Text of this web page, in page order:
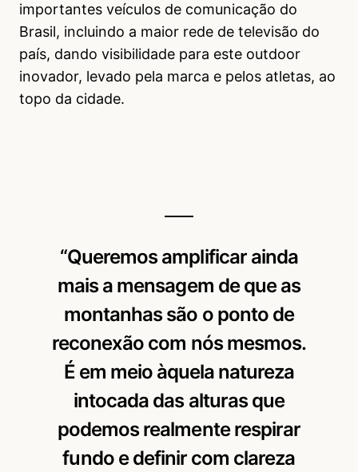
importantes veículos de comunicação do
Brasil, incluindo a maior rede de televisão do
país, dando visibilidade para este outdoor
inovador, levado pela marca e pelos atletas, ao
topo da cidade.
“Queremos amplificar ainda
mais a mensagem de que as
montanhas são o ponto de
reconexão com nós mesmos.
É em meio àquela natureza
intocada das alturas que
podemos realmente respirar
fundo e definir com clareza